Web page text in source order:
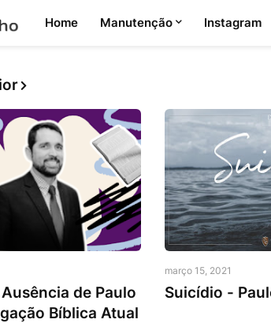
Home Manutenção Instagram
de Paulo
Bíblica Atual
março 15, 2021
Suicídio -